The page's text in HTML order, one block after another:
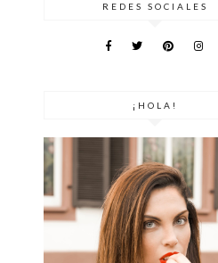
REDES SOCIALES
¡HOLA!